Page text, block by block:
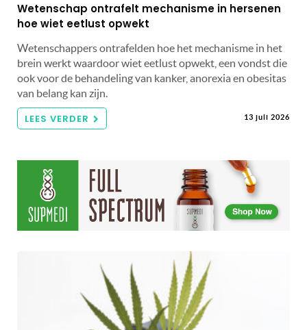
Wetenschap ontrafelt mechanisme in hersenen
hoe wiet eetlust opwekt
Wetenschappers ontrafelden hoe het mechanisme in het
brein werkt waardoor wiet eetlust opwekt, een vondst die
ook voor de behandeling van kanker, anorexia en obesitas
van belang kan zijn.
LEES VERDER 13 juli 2026